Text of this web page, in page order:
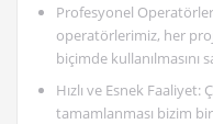
Profesyonel
operatörlerimiz, her
biçimde kullanılmasını
Hızlı ve Esnek Faaliyet:
tamamlanması bizim